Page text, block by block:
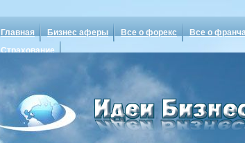
Главная Бизнес аферы Все о форекс Все о
Страхование